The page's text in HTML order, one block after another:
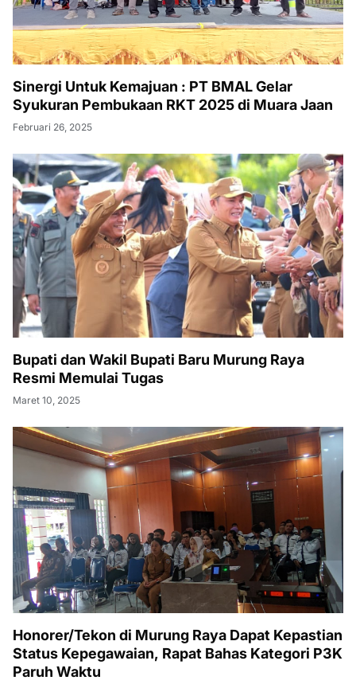
Sinergi Untuk Kemajuan : PT BMAL Gelar
Syukuran Pembukaan RKT 2025 di Muara Jaan
Februari 26, 2025
Bupati dan Wakil Bupati Baru Murung Raya
Resmi Memulai Tugas
Maret 10, 2025
Honorer/Tekon di Murung Raya Dapat Kepastian
Status Kepegawaian, Rapat Bahas Kategori P3K
Paruh Waktu